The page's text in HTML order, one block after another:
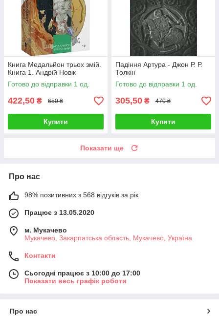
Книга Медальйон трьох змій.
Книга 1. Андрій Новік
Готово до відправки 1 од.
422,50 ₴ 650 ₴
Купити
Падіння Артура - Джон Р. Р.
Толкін
Готово до відправки 1 од.
305,50 ₴ 470 ₴
Купити
Показати ще
Про нас
98% позитивних з 568 відгуків за рік
Працює з 13.05.2020
м. Мукачево
Мукачево, Закарпатська область, Мукачево, Україна
Контакти
Сьогодні працює з 10:00 до 17:00
Показати весь графік роботи
Про нас